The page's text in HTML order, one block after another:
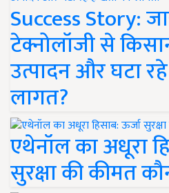
Success Story:
टेक्नोलॉजी से
उत्पादन और घटा
लागत?
एथेनॉल का अधूरा
सुरक्षा की कीमत